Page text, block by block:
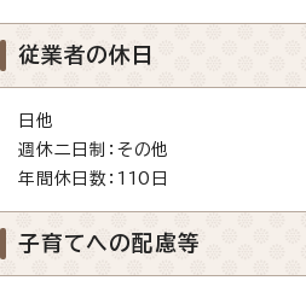
従業者の休日
日他
週休二日制：その他
年間休日数：110日
子育てへの配慮等